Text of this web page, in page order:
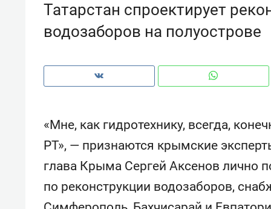
Татарстан спроектирует
водозаборов на полуострове
«Мне, как гидротехнику, всегда,
РТ», — признаются крымские
глава Крыма Сергей Аксенов лично
по реконструкции водозаборов,
150 камер до квартиры и Face
ID вместо ключа: какой будет
безопасность в ЖК «Нова»
Опыт
с